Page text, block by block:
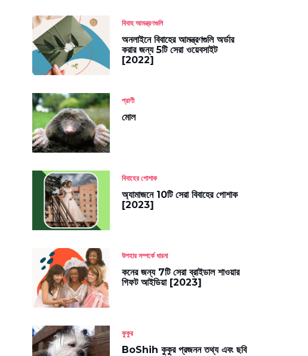
বিবাহ আমন্ত্রণগুলি
অনলাইনে বিবাহের আমন্ত্রণগুলি অর্ডার
করার জন্য 5টি সেরা ওয়েবসাইট
[2022]
প্রাণী
মোল
বিবাহের পোশাক
অ্যামাজনে 10টি সেরা বিবাহের পোশাক
[2023]
উপহার সম্পর্কে ধারনা
কনের জন্য 7টি সেরা ব্রাইডাল শাওয়ার
গিফট আইডিয়া [2023]
কুকুর
BoShih কুকুর প্রজনন তথ্য এবং ছবি